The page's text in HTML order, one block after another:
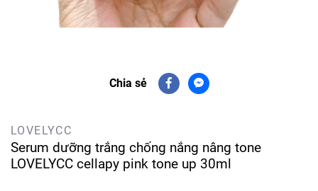
Chia sẻ
LOVELYCC
Serum dưỡng trắng chống nắng nâng tone
LOVELYCC cellapy pink tone up 30ml